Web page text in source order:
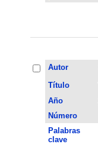
Autor
Título
Año
Número
Palabras
clave